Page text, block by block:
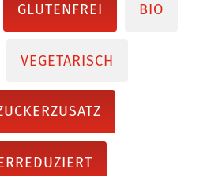
GLUTENFREI BIO
VEGETARISCH